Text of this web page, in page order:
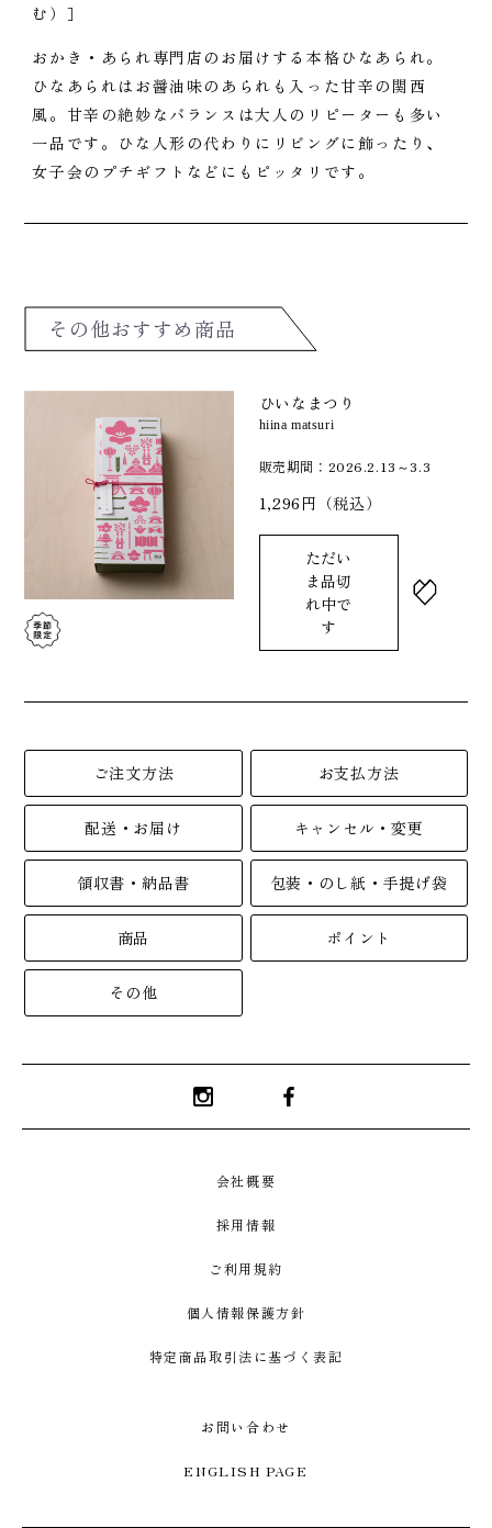
む）］
おかき・あられ専門店のお届けする本格ひなあられ。
ひなあられはお醤油味のあられも入った甘辛の関西
風。甘辛の絶妙なバランスは大人のリピーターも多い
一品です。ひな人形の代わりにリビングに飾ったり、
女子会のプチギフトなどにもピッタリです。
その他おすすめ商品
ひいなまつり
hiina matsuri
販売期間：2026.2.13～3.3
1,296円（税込）
ただい
ま品切
れ中で
す
ご注文方法 お支払方法
配送・お届け キャンセル・変更
領収書・納品書 包装・のし紙・手提げ袋
商品 ポイント
その他
Instagram
会社概要
採用情報
ご利用規約
個人情報保護方針
特定商品取引法に基づく表記
お問い合わせ
ENGLISH PAGE